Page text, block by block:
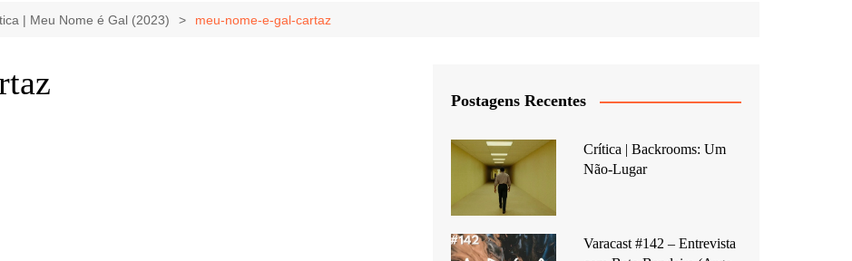
Game ReviewRadiola Torresmo
Tv
| Meu Nome é Gal (2023) meu-nome-e-gal-cartaz
Postagens Recentes
Crítica | Backrooms: Um
Não-Lugar
Varacast #142 – Entrevista